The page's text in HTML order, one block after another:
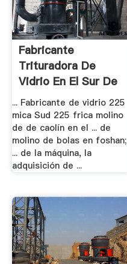
Fabricante
Trituradora De
Vidrio En El Sur De
Frica
... Fabricante de vidrio 225
mica Sud 225 frica molino
de de caolín en el ... de
molino de bolas en foshan;
... de la máquina, la
adquisición de ...